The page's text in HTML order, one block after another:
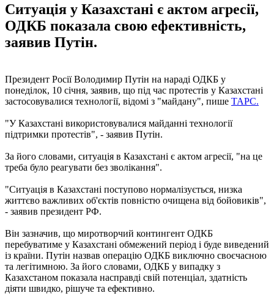
Ситуація у Казахстані є актом агресії,
ОДКБ показала свою ефективність,
заявив Путін.
Президент Росії Володимир Путін на нараді ОДКБ у
понеділок, 10 січня, заявив, що під час протестів у Казахстані
застосовувалися технології, відомі з "майдану", пише ТАРС.
"У Казахстані використовувалися майданні технології
підтримки протестів", - заявив Путін.
За його словами, ситуація в Казахстані є актом агресії, "на це
треба було реагувати без зволікання".
"Ситуація в Казахстані поступово нормалізується, низка
життєво важливих об'єктів повністю очищена від бойовиків",
- заявив президент РФ.
Він зазначив, що миротворчий контингент ОДКБ
перебуватиме у Казахстані обмежений період і буде виведений
із країни. Путін назвав операцію ОДКБ виключно своєчасною
та легітимною. За його словами, ОДКБ у випадку з
Казахстаном показала насправді свій потенціал, здатність
діяти швидко, рішуче та ефективно.